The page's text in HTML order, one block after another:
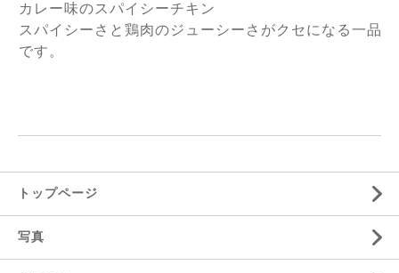
カレー味のスパイシーチキン
スパイシーさと鶏肉のジューシーさがクセになる一品
です。
トップページ
写真